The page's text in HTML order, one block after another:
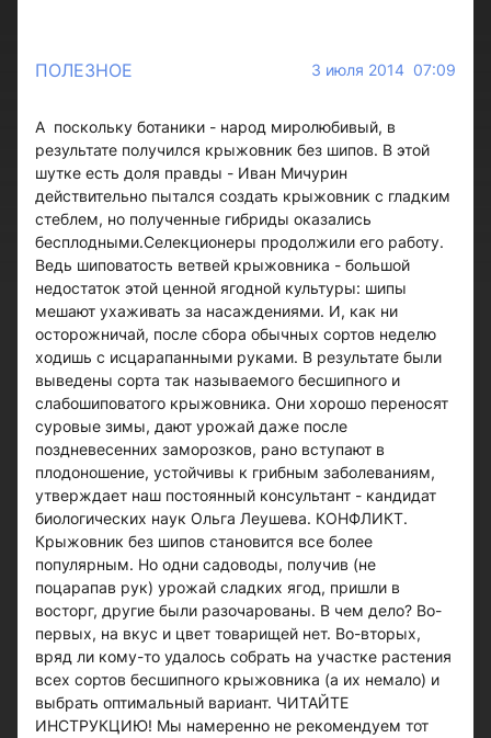
ПОЛЕЗНОЕ 3 июля 2014 07:09
А поскольку ботаники - народ миролюбивый, в
результате получился крыжовник без шипов. В этой
шутке есть доля правды - Иван Мичурин
действительно пытался создать крыжовник с гладким
стеблем, но полученные гибриды оказались
бесплодными.Селекционеры продолжили его работу.
Ведь шиповатость ветвей крыжовника - большой
недостаток этой ценной ягодной культуры: шипы
мешают ухаживать за насаждениями. И, как ни
осторожничай, после сбора обычных сортов неделю
ходишь с исцарапанными руками. В результате были
выведены сорта так называемого бесшипного и
слабошиповатого крыжовника. Они хорошо переносят
суровые зимы, дают урожай даже после
поздневесенних заморозков, рано вступают в
плодоношение, устойчивы к грибным заболеваниям,
утверждает наш постоянный консультант - кандидат
биологических наук Ольга Леушева. КОНФЛИКТ.
Крыжовник без шипов становится все более
популярным. Но одни садоводы, получив (не
поцарапав рук) урожай сладких ягод, пришли в
восторг, другие были разочарованы. В чем дело? Во-
первых, на вкус и цвет товарищей нет. Во-вторых,
вряд ли кому-то удалось собрать на участке растения
всех сортов бесшипного крыжовника (а их немало) и
выбрать оптимальный вариант. ЧИТАЙТЕ
ИНСТРУКЦИЮ! Мы намеренно не рекомендуем тот